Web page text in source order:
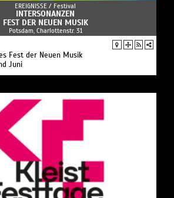
EREIGNISSE / Festival
INTERSONANZEN
FEST DER NEUEN MUSIK
Potsdam, Charlottenstr. 31
Fest der Neuen Musik
Juni